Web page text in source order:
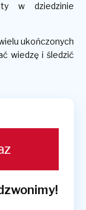
w dziedzinie
ukończonych
wiedzę i śledzić